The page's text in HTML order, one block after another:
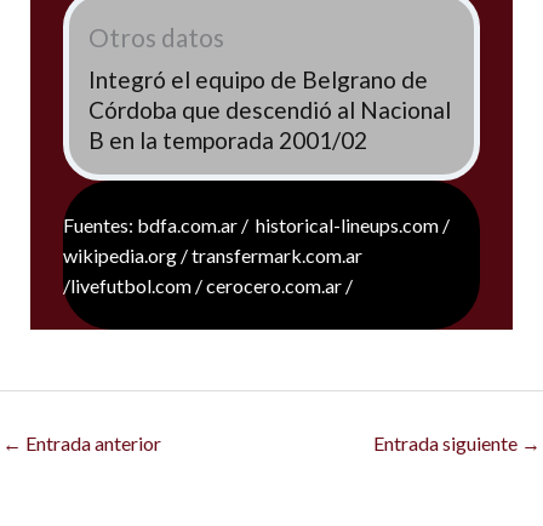
Otros datos
Integró el equipo de Belgrano de
Córdoba que descendió al Nacional
B en la temporada 2001/02
Fuentes: bdfa.com.ar / historical-lineups.com /
wikipedia.org / transfermark.com.ar
/livefutbol.com / cerocero.com.ar /
← Entrada anterior Entrada siguiente →